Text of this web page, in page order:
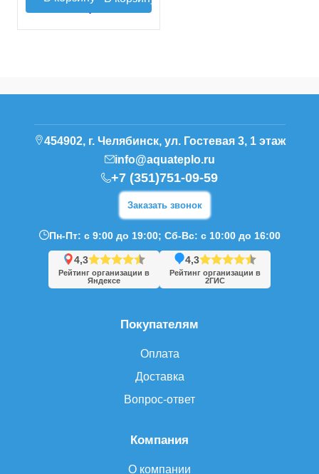
Компания
О компании
Покупателям
Оплата
Доставка
Вопрос-ответ
454902, г. Челябинск, ул. Гостевая 3, 1 этаж
info@aquateplo.ru
+7 (351)751-09-59
Заказать звонок
Пн-Пт: с 9:00 до 19:00; Сб-Вс: с 10:00 до 16:00
4,3
Рейтинг организации в
Яндексе
4,3
Рейтинг организации в
2ГИС